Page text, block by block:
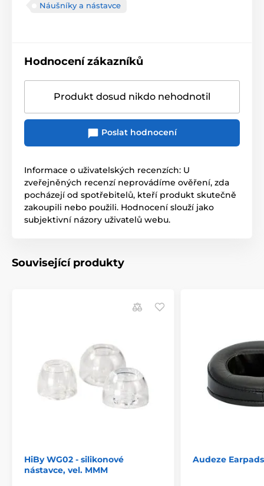
Náušníky a nástavce
Hodnocení zákazníků
Produkt dosud nikdo nehodnotil
Poslat hodnocení
Informace o uživatelských recenzích: U
zveřejněných recenzí neprovádíme ověření, zda
pocházejí od spotřebitelů, kteří produkt skutečně
zakoupili nebo použili. Hodnocení slouží jako
subjektivní názory uživatelů webu.
Související produkty
HiBy WG02 - silikonové
nástavce, vel. MMM
Audeze